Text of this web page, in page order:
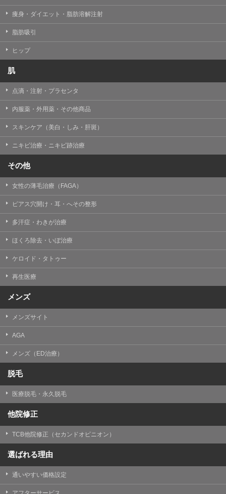
痩身・ダイエット・脂肪溶解注射
脂肪吸引
ヒップ
肌
点滴・注射・プラセンタ
内服薬・外用薬・その他商品
スキンケア（美白・しみ・肝斑）
ニキビ治療・ニキビ跡治療
その他
女性の薄毛治療（FAGA）
ピアス穴開け・耳・へその整形
多汗症・わきが治療
ほくろ除去・いぼ治療
ケロイド・タトゥー
再生医療
メンズ
メンズサイト
AGA
メンズ（ED治療）
脱毛
医療脱毛・永久脱毛
他院修正
TCB他院修正（セカンドオピニオン）
選ばれる理由
通いやすい価格設定